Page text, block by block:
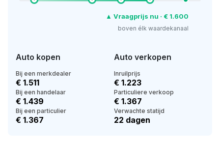
▲ Vraagprijs nu · € 1.600
boven élk waardekanaal
Auto kopen
Bij een merkdealer
€ 1.511
Bij een handelaar
€ 1.439
Bij een particulier
€ 1.367
Auto verkopen
Inruilprijs
€ 1.223
Particuliere verkoop
€ 1.367
Verwachte statijd
22 dagen